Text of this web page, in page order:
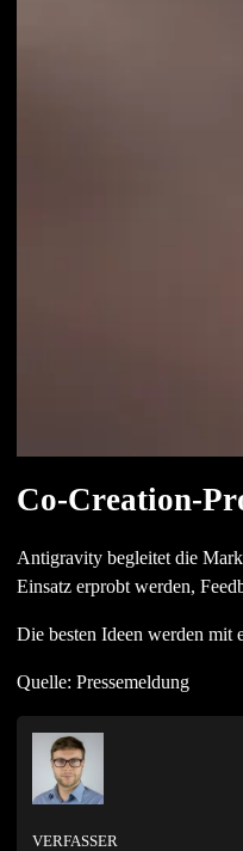
Co-Creation-
Antigravity begleitet die
Einsatz erprobt werden,
Die besten Ideen werden mit
Quelle: Pressemeldung
VERFASSER